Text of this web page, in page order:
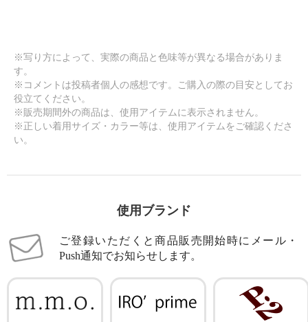
※写り方によって、実際の商品と色味等が異なる場合がありま
す。
※コメントは投稿者個人の感想です。ご購入の際の目安としてお
役立てください。
※販売期間外の商品は、使用アイテムに表示されません。
※正しい着用サイズ・カラー等は、使用アイテムをご確認くださ
い。
使用ブランド
ご登録いただくと商品販売開始時にメール・
Push通知でお知らせします。